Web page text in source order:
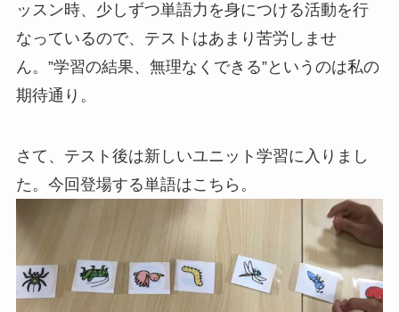
ッスン時、少しずつ単語力を身につける活動を行
なっているので、テストはあまり苦労しませ
ん。”学習の結果、無理なくできる”というのは私の
期待通り。
さて、テスト後は新しいユニット学習に入りまし
た。今回登場する単語はこちら。